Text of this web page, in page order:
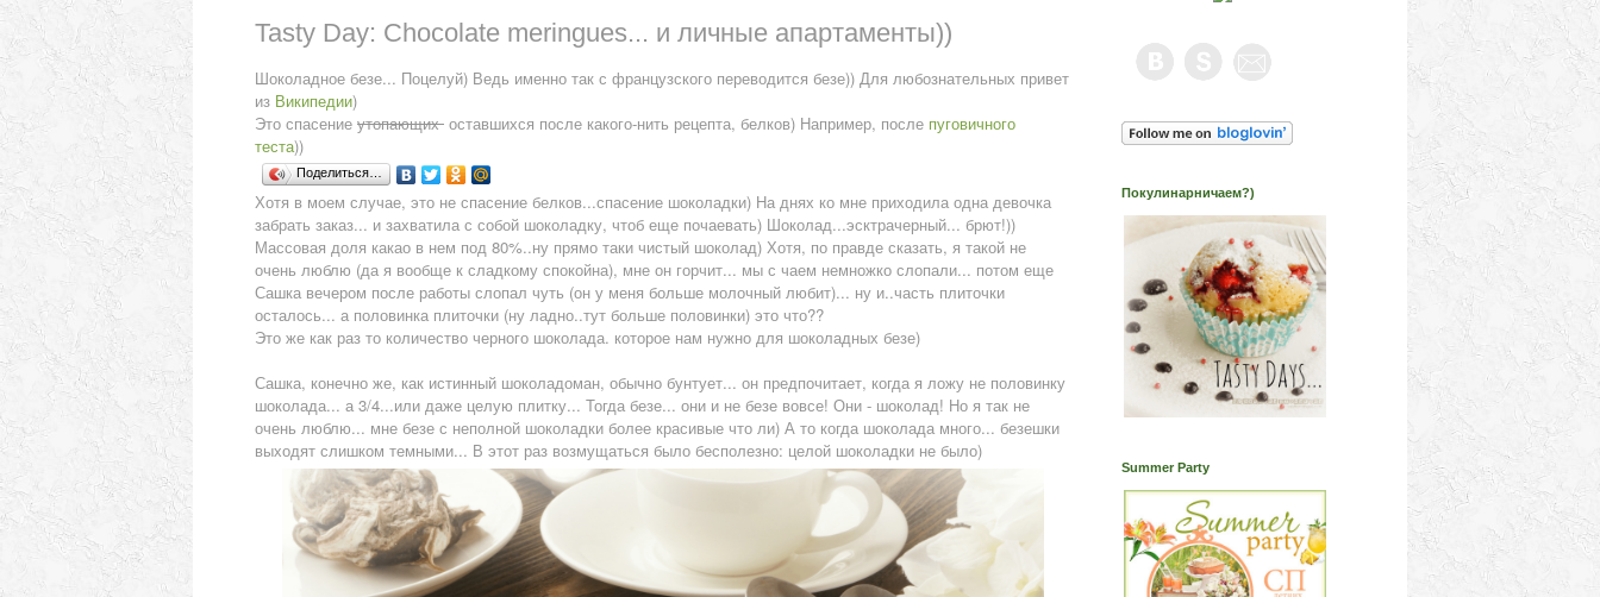
Tasty Day: Сhocolate meringues... и личные апартаменты))
Шоколадное безе... Поцелуй) Ведь именно так с французского переводится безе)) Для любознательных привет
из Википедии)
Это спасение утопающих оставшихся после какого-нить рецепта, белков) Например, после пуговичного
теста))
Поделиться…
Хотя в моем случае, это не спасение белков...спасение шоколадки) На днях ко мне приходила одна девочка
забрать заказ... и захватила с собой шоколадку, чтоб еще почаевать) Шоколад...эсктрачерный... брют!))
Массовая доля какао в нем под 80%..ну прямо таки чистый шоколад) Хотя, по правде сказать, я такой не
очень люблю (да я вообще к сладкому спокойна), мне он горчит... мы с чаем немножко слопали... потом еще
Сашка вечером после работы слопал чуть (он у меня больше молочный любит)... ну и..часть плиточки
осталось... а половинка плиточки (ну ладно..тут больше половинки) это что??
Это же как раз то количество черного шоколада. которое нам нужно для шоколадных безе)
Сашка, конечно же, как истинный шоколадоман, обычно бунтует... он предпочитает, когда я ложу не половинку
шоколада... а 3/4...или даже целую плитку... Тогда безе... они и не безе вовсе! Они - шоколад! Но я так не
очень люблю... мне безе с неполной шоколадки более красивые что ли) А то когда шоколада много... безешки
выходят слишком темными... В этот раз возмущаться было бесполезно: целой шоколадки не было)
Покулинарничаем?)
Summer Party